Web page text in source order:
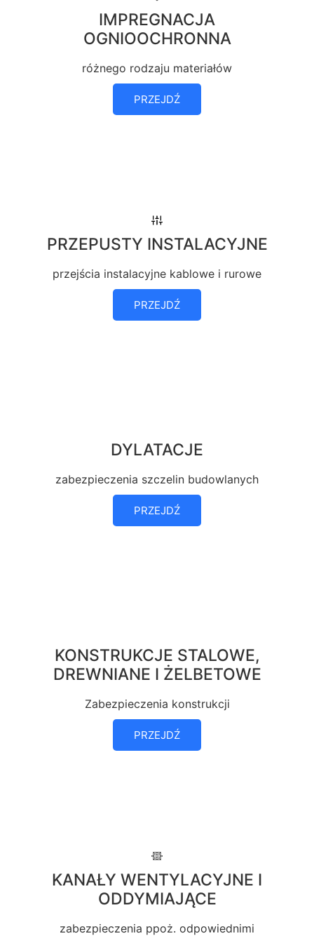
IMPREGNACJA
OGNIOOCHRONNA
różnego rodzaju materiałów
PRZEJDŹ
PRZEPUSTY INSTALACYJNE
przejścia instalacyjne kablowe i rurowe
PRZEJDŹ
DYLATACJE
zabezpieczenia szczelin budowlanych
PRZEJDŹ
KONSTRUKCJE STALOWE,
DREWNIANE I ŻELBETOWE
Zabezpieczenia konstrukcji
PRZEJDŹ
KANAŁY WENTYLACYJNE I
ODDYMIAJĄCE
zabezpieczenia ppoż. odpowiednimi